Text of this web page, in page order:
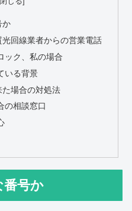
か
回線業者からの営業電話
ック、私の場合
いる背景
場合の対処法
の相談窓口
番号か